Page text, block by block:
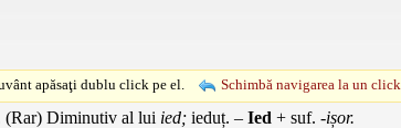
apăsaţi dublu click pe el. Schimbă navigarea la un click.
(Rar) Diminutiv al lui ied; ieduț. – Ied + suf. -ișor.